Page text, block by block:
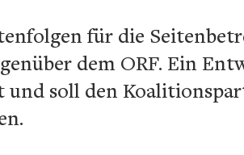
für die
dem ORF. Ein
soll den